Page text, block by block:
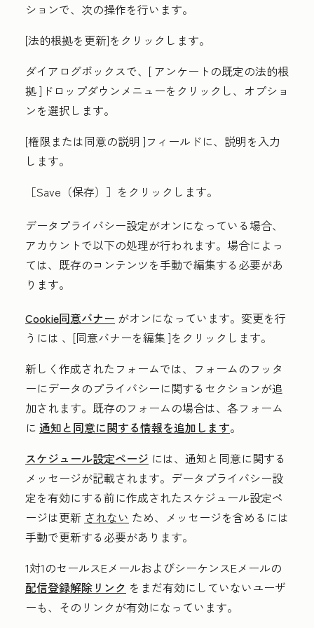
ションで、次の操作を行います。
[法的根拠を更新]をクリックします。
ダイアログボックスで、[ アンケートの既定の法的根
拠]ドロップダウンメニューをクリックし、 オプショ
ンを選択します。
[権限または同意の説明 ]フィールドに、 説明を入力
します。
［Save（保存）］ をクリックします。
データプライバシー設定がオンになっている場合、
アカウントで以下の処理が行われます。場合によっ
ては、既存のコンテンツを手動で編集する必要があ
ります。
Cookie同意バナー がオンになっています。変更を行
うには 、[同意バナーを編集 ]をクリックします。
新しく作成されたフォームでは、フォームのフッタ
ーにデータのプライバシーに関するセクションが追
加されます。既存のフォームの場合は、 各フォーム
に 通知と同意に関する情報を追加します。
スケジュール設定ページ には、通知と同意に関する
メッセージが記載されます。データプライバシー設
定を有効にする前に作成されたスケジュール設定ペ
ージは更新 されない ため、メッセージを含めるには
手動で更新する必要があります。
1対1のセールスEメールおよびシーケンスEメールの
配信登録解除リンク をまだ有効にしていないユーザ
ーも、そのリンクが有効になっています。